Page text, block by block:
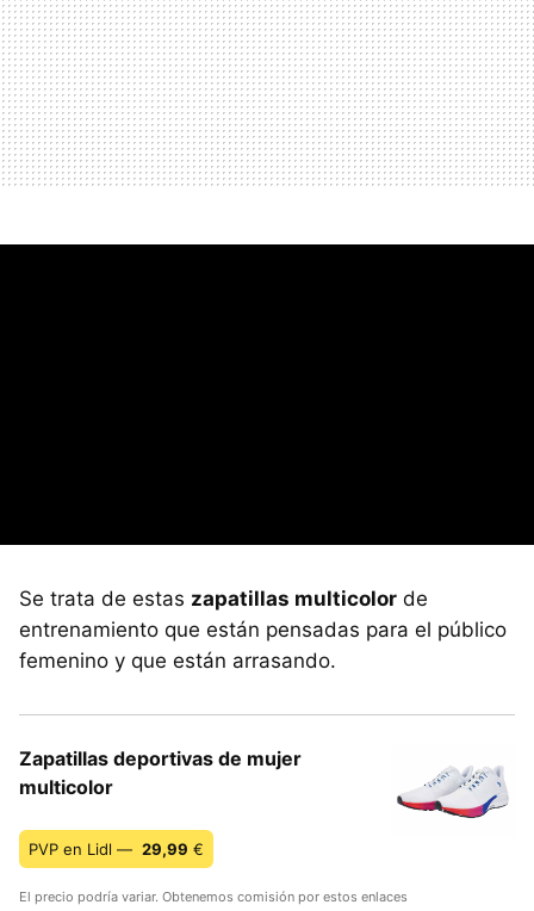
Se trata de estas zapatillas multicolor de
entrenamiento que están pensadas para el público
femenino y que están arrasando.
Zapatillas deportivas de mujer
multicolor
PVP en Lidl — 29,99 €
El precio podría variar. Obtenemos comisión por estos enlaces